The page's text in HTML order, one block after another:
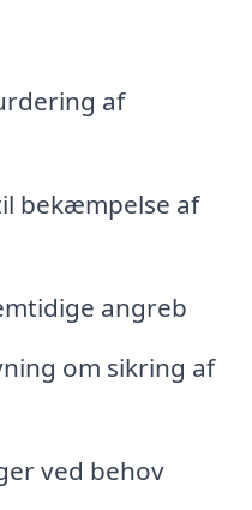
af
bekæmpelse af
angreb
om sikring af
ved behov